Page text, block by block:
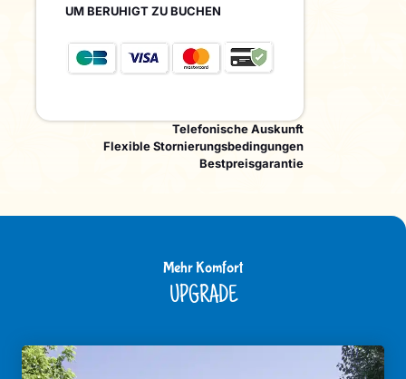
UM BERUHIGT ZU BUCHEN
Telefonische Auskunft
Flexible Stornierungsbedingungen
Bestpreisgarantie
Mehr Komfort
UPGRADE